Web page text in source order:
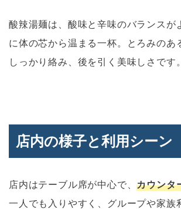
酸辣湯麺は、酸味と辛味のバランスが
に体の芯から温まる一杯。とろみのあ
しっかり絡み、後を引く美味しさです。
店内の様子と利用シーン
店内はテーブル席が中心で、カウンタ
一人でも入りやすく、グループや家族